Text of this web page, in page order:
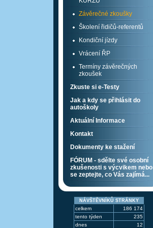
Závěrečné zkoušky
Školení řidičů-referentů
Kondiční jízdy
Vrácení ŘP
Termíny závěrečných
zkoušek
Zkuste si e-Testy
Jak a kdy se přihlásit do
autoškoly
Aktuální Informace
Kontakt
Dokumenty ke stažení
FÓRUM - sdělte své osobní
zkušenosti s výcvikem nebo
se zeptejte, co Vás zajímá...
NÁVŠTĚVNÍKŮ STRÁNKY
celkem
186 174
tento týden
235
dnes
12